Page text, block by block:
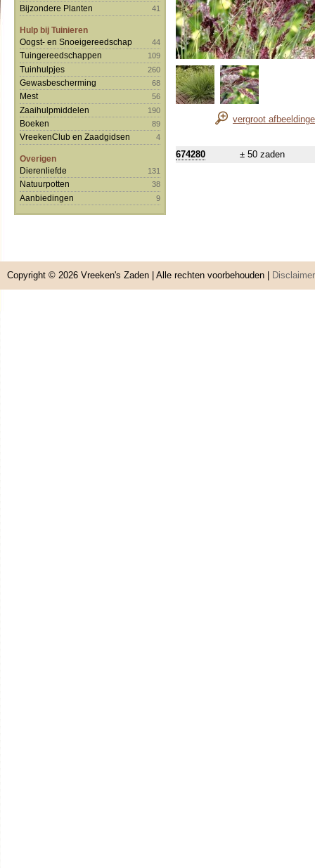
Bijzondere Planten 41
Hulp bij Tuinieren
Oogst- en Snoeigereedschap
44
Tuingereedschappen 109
Tuinhulpjes 260
Gewasbescherming 68
Mest 56
Zaaihulpmiddelen 190
Boeken 89
VreekenClub en Zaadgidsen 4
Overigen
Dierenliefde
131
Natuurpotten 38
Aanbiedingen 9
vergroot
674280 ± 50 zaden
Copyright © 2026 Vreeken's Zaden | Alle rechten voorbehouden | Disclaimer